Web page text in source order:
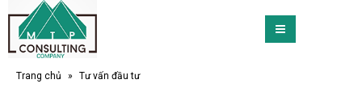
Trang chủ » Tư vấn đầu tư